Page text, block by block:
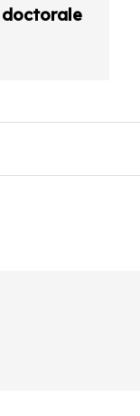
doctorale